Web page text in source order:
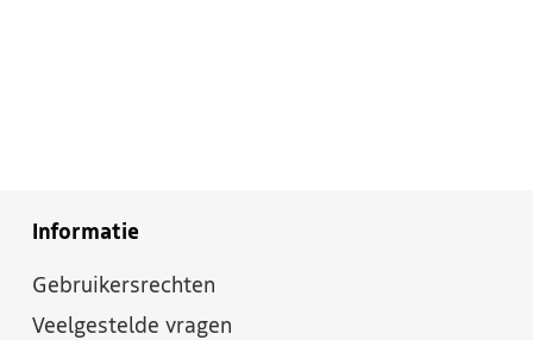
Informatie
Gebruikersrechten
Veelgestelde vragen